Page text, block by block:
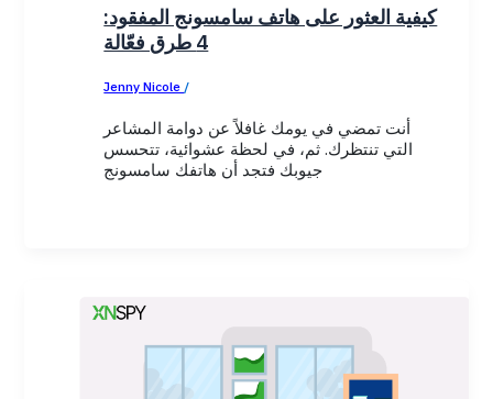
كيفية العثور على هاتف سامسونج المفقود:
4 طرق فعّالة
Jenny Nicole/
أنت تمضي في يومك غافلاً عن دوامة المشاعر
التي تنتظرك. ثم، في لحظة عشوائية، تتحسس
جيوبك فتجد أن هاتفك سامسونج